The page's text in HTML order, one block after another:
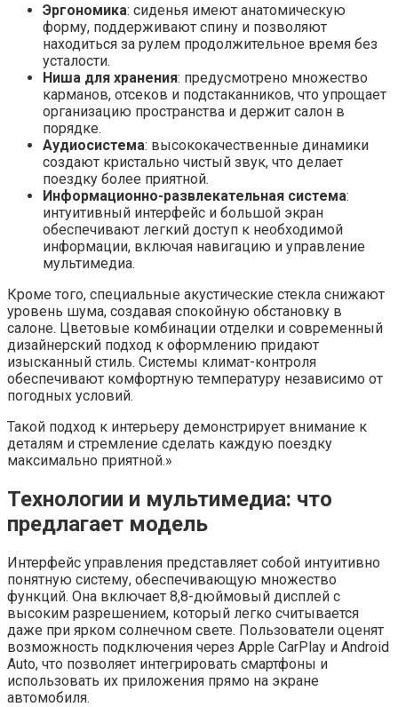
Эргономика: сиденья имеют анатомическую
форму, поддерживают спину и позволяют
находиться за рулем продолжительное время без
усталости.
Ниша для хранения: предусмотрено множество
карманов, отсеков и подстаканников, что упрощает
организацию пространства и держит салон в
порядке.
Аудиосистема: высококачественные динамики
создают кристально чистый звук, что делает
поездку более приятной.
Информационно-развлекательная система:
интуитивный интерфейс и большой экран
обеспечивают легкий доступ к необходимой
информации, включая навигацию и управление
мультимедиа.
Кроме того, специальные акустические стекла снижают
уровень шума, создавая спокойную обстановку в
салоне. Цветовые комбинации отделки и современный
дизайнерский подход к оформлению придают
изысканный стиль. Системы климат-контроля
обеспечивают комфортную температуру независимо от
погодных условий.
Такой подход к интерьеру демонстрирует внимание к
деталям и стремление сделать каждую поездку
максимально приятной.»
Технологии и мультимедиа: что
предлагает модель
Интерфейс управления представляет собой интуитивно
понятную систему, обеспечивающую множество
функций. Она включает 8,8-дюймовый дисплей с
высоким разрешением, который легко считывается
даже при ярком солнечном свете. Пользователи оценят
возможность подключения через Apple CarPlay и Android
Auto, что позволяет интегрировать смартфоны и
использовать их приложения прямо на экране
автомобиля.